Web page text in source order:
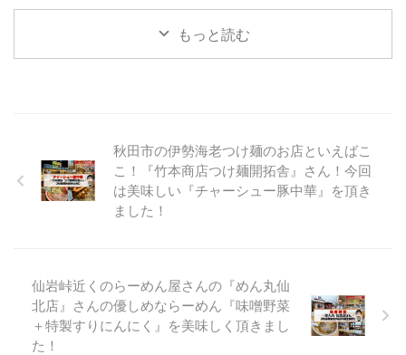
ーメン屋さんです！ 麺屋はじめ
場所 八橋食堂さんは、新国道の
マクドナルドの近くにありま ...
こんばんわ！ブログ『しんめんの
旅』のお時間となりました。 10
らーめん屋さんは、 インスタグ
ラムのフォロワーさんの投稿を見
て とても気になり、それがきっ
かけで訪問してきました。 そこ
外観 麺屋とんぼ庵さんの場所 麺
屋とんぼ庵さんは、明田地下 ...
もっと読む
秋田市の伊勢海老つけ麺のお店といえばこ
こ！『竹本商店つけ麺開拓舎』さん！今回
は美味しい『チャーシュー豚中華』を頂き
ました！
仙岩峠近くのらーめん屋さんの『めん丸仙
北店』さんの優しめならーめん『味噌野菜
＋特製すりにんにく』を美味しく頂きまし
た！